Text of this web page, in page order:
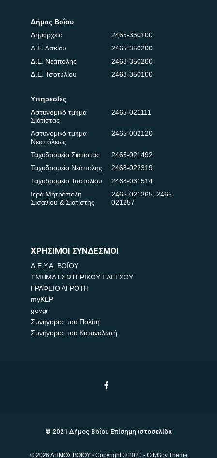
Δήμος Βοΐου
Δημαρχείο
2465-350100
Δ.Ε. Ασκίου
2465-350200
Δ.Ε. Νεάπολης
2468-350200
Δ.Ε. Τσοτυλίου
2468-350100
Υπηρεσίες
Αστυνομικό τμήμα
Σιάτιστας
2465-021111
Αστυνομικό τμήμα
Νεαπόλεως
2465-002120
Ταχυδρομείο Σιάτιστας
2465-021492
Ταχυδρομείο Νεάπολης
2468-022319
Ταχυδρομείο Τσοτυλίου
2468-031514
Ιερά Μητρόπολη
Σισανίου & Σιατίστης
2465-021365, 2465-
021257
ΧΡΗΣΙΜΟΙ ΣΥΝΔΕΣΜΟΙ
Δ.Ε.Υ.Α. ΒΟΪΟΥ
ΤΜΗΜΑ ΕΣΩΤΕΡΙΚΟΥ ΕΛΕΓΧΟΥ
ΓΡΑΦΕΙΟ ΑΓΡΟΤΗ
myKEP
govgr
Συνήγορος του Πολίτη
Συνήγορος του Καταναλωτή
© 2021 Δήμος Βοΐου Επίσημη ιστοσελίδα
© 2026 ΔΗΜΟΣ ΒΟΙΟΥ • Copyright © 2020 - CityGov Theme